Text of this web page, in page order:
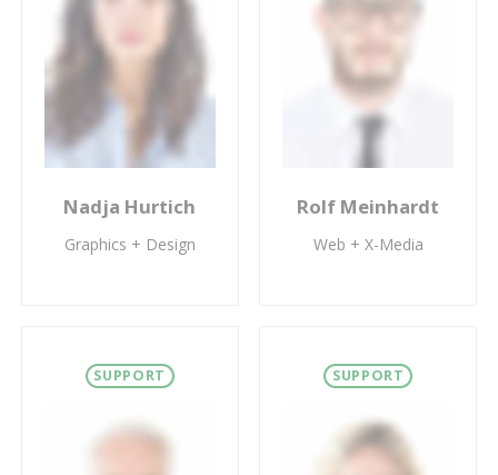
Nadja Hurtich
Graphics + Design
Rolf Meinhardt
Web + X-Media
SUPPORT SUPPORT